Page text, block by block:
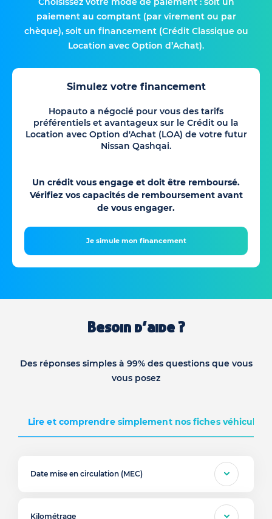
paiement au comptant (par virement ou par
chèque), soit un financement (Crédit Classique ou
Location avec Option d’Achat).
Simulez votre financement
Hopauto a négocié pour vous des tarifs
préférentiels et avantageux sur le Crédit ou la
Location avec Option d'Achat (LOA) de votre futur
Nissan Qashqai.
Un crédit vous engage et doit être remboursé.
Vérifiez vos capacités de remboursement avant
de vous engager.
Je simule mon financement
Besoin d’aide ?
Des réponses simples à 99% des questions que vous
vous posez
Lire et comprendre simplement nos fiches véhicules
Date mise en circulation (MEC)
Kilométrage